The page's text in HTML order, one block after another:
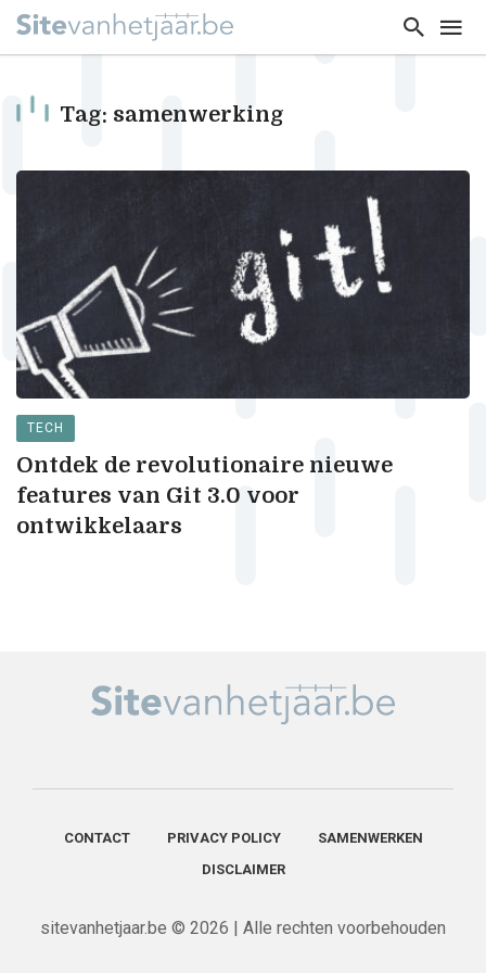
Tag: samenwerking
TECH
Ontdek de revolutionaire nieuwe
features van Git 3.0 voor
ontwikkelaars
CONTACT PRIVACY POLICY
SAMENWERKEN
DISCLAIMER
sitevanhetjaar.be © 2026 | Alle rechten voorbehouden